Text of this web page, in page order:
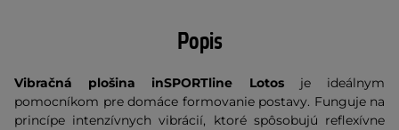
Popis
Vibračná plošina inSPORTline Lotos je ideálnym
pomocníkom pre domáce formovanie postavy. Funguje na
princípe intenzívnych vibrácií, ktoré spôsobujú reflexívne